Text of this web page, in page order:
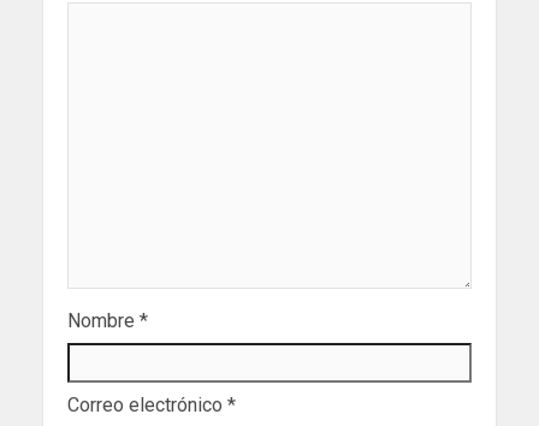
Nombre *
Correo electrónico *